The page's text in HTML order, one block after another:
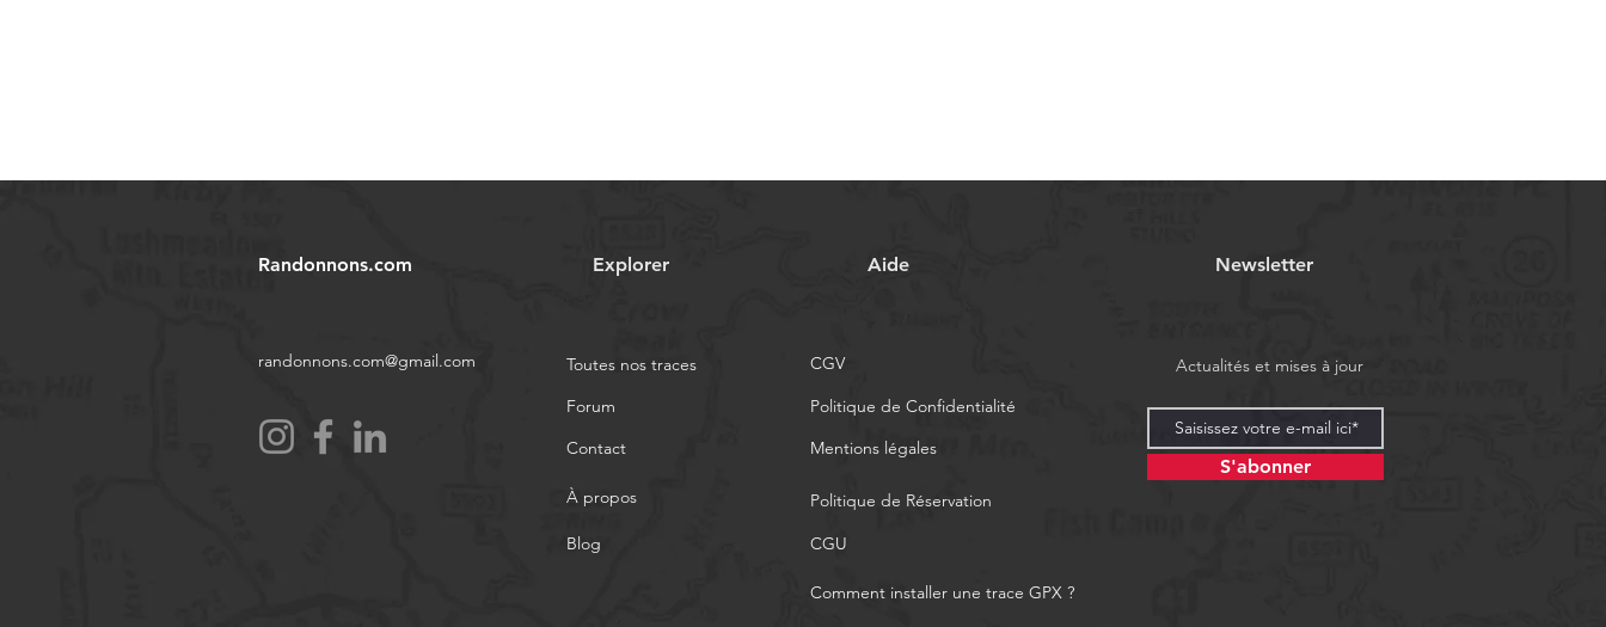
Randonnons.com
randonnons.com@gmail.com
Explorer
Toutes nos traces
Forum
Contact
À propos
Blog
Aide
CGV
Politique de Confidentialité
Mentions légales
Politique de Réservation
CGU
Newsletter
Actualités et mises à jour
S'abonner
Comment installer une trace GPX ?